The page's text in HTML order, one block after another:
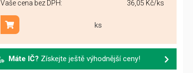
Vaše cena bez DPH: 36,05 Kč/ks
ks
Přidat do košíku
Máte IČ? Získejte ještě výhodnější ceny!